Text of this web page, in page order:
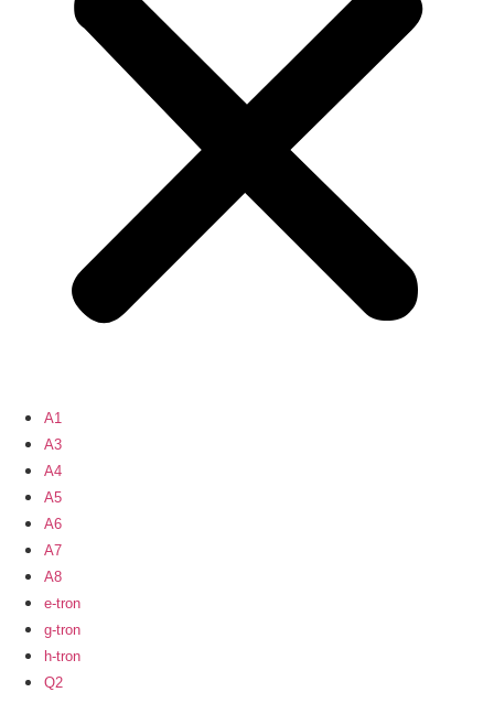
A1
A3
A4
A5
A6
A7
A8
e-tron
g-tron
h-tron
Q2